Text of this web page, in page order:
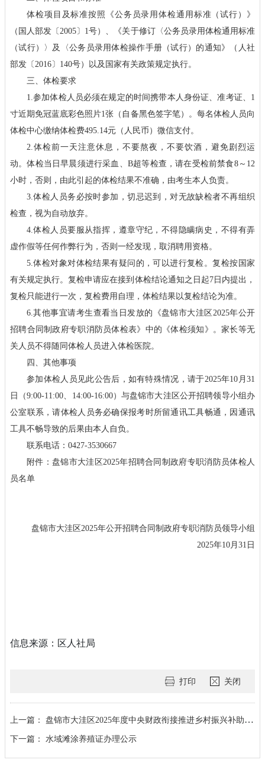
体检项目及标准按照《公务员录用体检通用标准（试行）》
（国人部发〔2005〕1号）、《关于修订〈公务员录用体检通用标准
（试行）〉及〈公务员录用体检操作手册（试行）的通知》（人社
部发〔2016〕140号）以及国家有关政策规定执行。
三、体检要求
1.参加体检人员必须在规定的时间携带本人身份证、准考证、1
寸近期免冠蓝底彩色照片1张（自备黑色签字笔）。每名体检人员向
体检中心缴纳体检费495.14元（人民币）微信支付。
2.体检前一天注意休息，不要熬夜，不要饮酒，避免剧烈运
动。体检当日早晨须进行采血、B超等检查，请在受检前禁食8～12
小时，否则，由此引起的体检结果不准确，由考生本人负责。
3.体检人员务必按时参加，切忌迟到，对无故缺检者不再组织
检查，视为自动放弃。
4.体检人员要服从指挥，遵章守纪，不得隐瞒病史，不得有弄
虚作假等任何作弊行为，否则一经发现，取消聘用资格。
5.体检对象对体检结果有疑问的，可以进行复检。复检按国家
有关规定执行。复检申请应在接到体检结论通知之日起7日内提出，
复检只能进行一次，复检费用自理，体检结果以复检结论为准。
6.其他事宜请考生查看当日发放的《盘锦市大洼区2025年公开
招聘合同制政府专职消防员体检表》中的《体检须知》。家长等无
关人员不得随同体检人员进入体检医院。
四、其他事项
参加体检人员见此公告后，如有特殊情况，请于2025年10月31
日（9:00-11:00、14:00-16:00）与盘锦市大洼区公开招聘领导小组办
公室联系，请体检人员务必确保报考时所留通讯工具畅通，因通讯
工具不畅导致的后果由本人自负。
联系电话：0427-3530667
附件： 盘锦市大洼区2025年招聘合同制政府专职消防员体检人
员名单
盘锦市大洼区2025年公开招聘合同制 政府专职消防员领导小组
2025年10月31日
信息来源：区人社局
打印 关闭
上一篇：
盘锦市大洼区2025年度中央财政衔接推进乡村振兴补助资金项目完成情况公示
下一篇：
水域滩涂养殖证办理公示